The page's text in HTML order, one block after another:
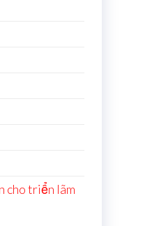
cho triển lãm